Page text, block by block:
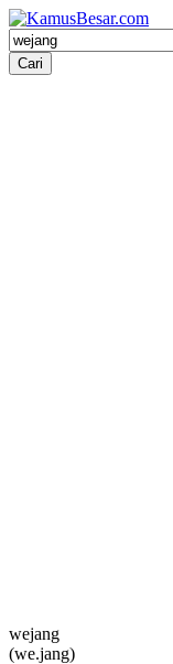
wejang
(we.jang)